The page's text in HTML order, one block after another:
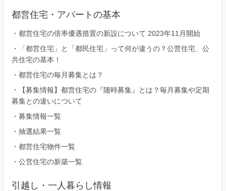
都営住宅・アパートの基本
・ 都営住宅の倍率優遇措置の新設について 2023年11月開始
・
「都営住宅」と「都民住宅」って何が違うの？公営住宅、公
共住宅の基本！
・ 都営住宅の毎月募集とは？
・
【募集情報】都営住宅の『随時募集』とは？毎月募集や定期
募集との違いについて
・ 募集情報一覧
・ 抽選結果一覧
・ 都営住宅物件一覧
・ 公営住宅の新築一覧
引越し・一人暮らし情報